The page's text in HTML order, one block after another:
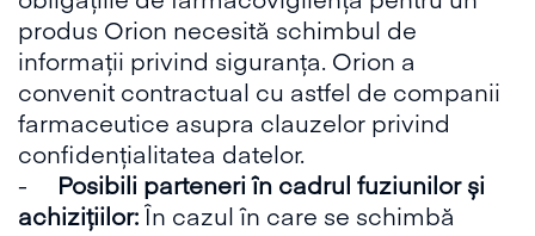
produs Orion necesită schimbul de
informații privind siguranța. Orion a
convenit contractual cu astfel de companii
farmaceutice asupra clauzelor privind
confidențialitatea datelor.
- Posibili parteneri în cadrul fuziunilor și
achizițiilor:În cazul în care se schimbă